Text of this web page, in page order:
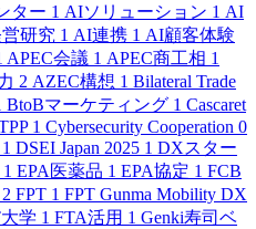
ター 1 AIソリューション 1 AI
研究 1 AI連携 1 AI顧客体験
APEC会議 1 APEC商工相 1
2 AZEC構想 1 Bilateral Trade
BtoBマーケティング 1 Cascaret
1 Cybersecurity Cooperation 0
1 DSEI Japan 2025 1 DXスター
1 EPA医薬品 1 EPA協定 1 FCB
2 FPT 1 FPT Gunma Mobility DX
学 1 FTA活用 1 Genki寿司ベ